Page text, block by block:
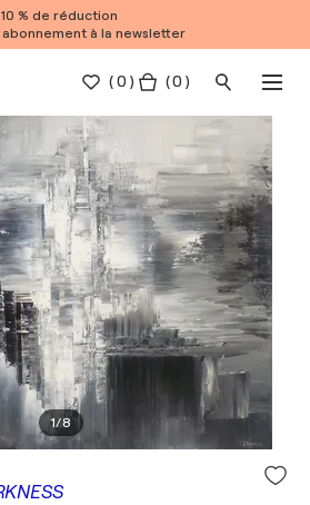
10 % de réduction
à la newsletter
(0 ) ( 0 )
1/8